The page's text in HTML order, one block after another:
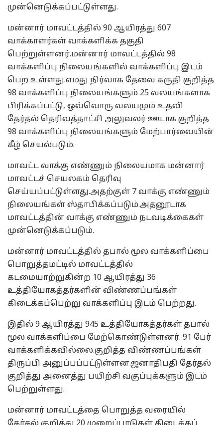
முன்னெடுக்கப்பட்டுள்ளது.
மன்னார் மாவட்டத்தில் 90 ஆயிரத்து 607
வாக்காளர்கள் வாக்களிக்க தகுதி
பெற்றுள்ளனர்.மன்னார் மாவட்டத்தில் 98
வாக்களிப்பு நிலையங்களில் வாக்களிப்பு இடம்
பெற உள்ளது.எமது நிர்வாக தேவை கருதி குறித்த
98 வாக்களிப்பு நிலையங்களும் 25 வலயங்களாக
பிரிக்கப்பட்டு, ஒவ்வொரு வலயமும் உதவி
தேர்தல் தெரிவத்தாட்சி அலுவலர் ஊடாக குறித்த
98 வாக்களிப்பு நிலையங்களும் மேற்பார்வையின்
கீழ் செயல்படும்.
மாவட்ட வாக்கு எண்ணும் நிலையமாக மன்னார்
மாவட்டச் செயலகம் தெரிவு
செய்யப்பட்டுள்ளது.அதற்குள் 7 வாக்கு எண்ணும்
நிலையங்கள் ஸ்தாபிக்கப்படும்.அதனூடாக
மாவட்டத்தின் வாக்கு எண்ணும் நடவடிக்கைகள்
முன்னெடுக்கப்படும்.
மன்னார் மாவட்டத்தில் தபால் மூல வாக்களிப்பை
பொறுத்தமட்டில் மாவட்டத்தில்
கடமையாற்றுகின்ற 10 ஆயிரத்து 36
உத்தியோகத்தர்களின் விண்ணப்பங்கள்
கிடைக்கப்பெற்று வாக்களிப்பு இடம் பெற்றது.
இதில் 9 ஆயிரத்து 945 உத்தியோகத்தர்கள் தபால்
மூல வாக்களிப்பை மேற்கொண்டுள்ளனர். 91 பேர்
வாக்களிக்கவில்லை.குறித்த விண்ணப்பங்கள்
திருப்பி அனுப்பப்பட்டுள்ளன.ஜனாதிபதி தேர்தல்
குறித்து அனைத்து பயிற்சி வகுப்புக்களும் இடம்
பெற்றுள்ளது.
மன்னார் மாவட்டத்தை பொறுத்த வரையில்